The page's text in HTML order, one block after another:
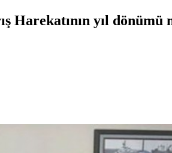
Harekatının yıl